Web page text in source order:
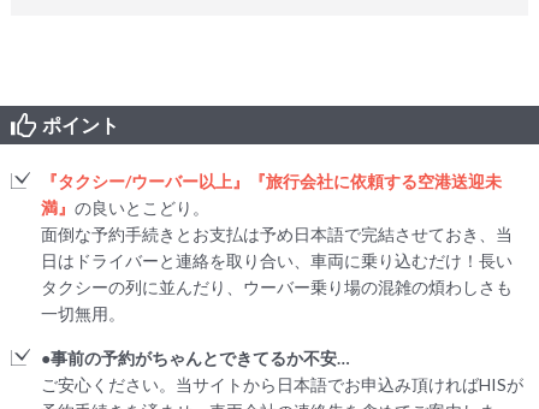
ポイント
『タクシー/ウーバー以上』『旅行会社に依頼する空港送迎未
満』 の良いとこどり。
面倒な予約手続きとお支払は予め日本語で完結させておき、当
日はドライバーと連絡を取り合い、車両に乗り込むだけ！長い
タクシーの列に並んだり、ウーバー乗り場の混雑の煩わしさも
一切無用。
●事前の予約がちゃんとできてるか不安…
ご安心ください。当サイトから日本語でお申込み頂ければHISが